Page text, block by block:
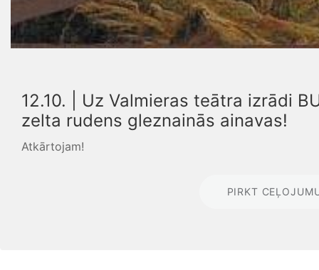
12.10. | Uz Valmieras teātra izrādi
zelta rudens gleznainās ainavas!
Atkārtojam!
PIRKT